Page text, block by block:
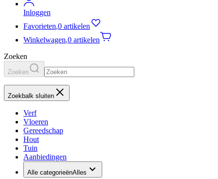
Inloggen
Favorieten,0 artikelen
Winkelwagen,0 artikelen
Zoeken
Zoeken
Zoekbalk sluiten
Verf
Vloeren
Gereedschap
Hout
Tuin
Aanbiedingen
Alle categorieënAlles